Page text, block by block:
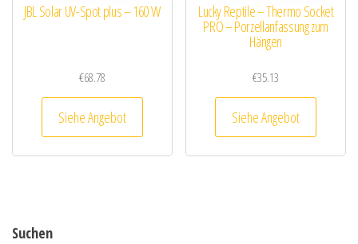
JBL Solar UV-Spot plus – 160 W
€68.78
Siehe Angebot
Lucky Reptile – Thermo Socket
PRO – Porzellanfassung zum
Hängen
€35.13
Siehe Angebot
Suchen